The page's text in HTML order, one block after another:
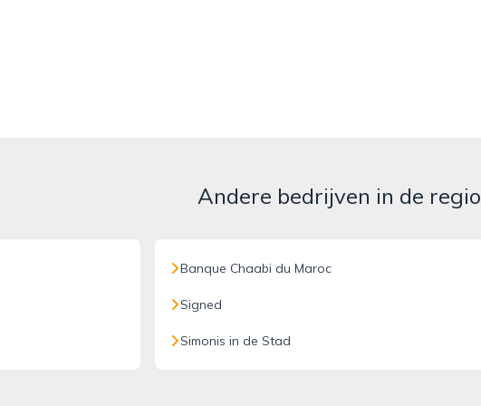
Andere bedrijven in de regio
Banque Chaabi du Maroc
Signed
Simonis in de Stad